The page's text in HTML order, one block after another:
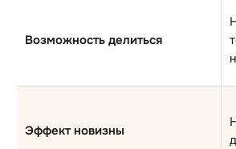
Возможность делиться
Эффект новизны